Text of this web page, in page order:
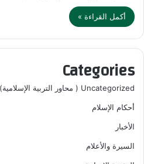
أكمل القراءة »
Categories
Uncategorized ( محاور التربية الإسلامية)
أحكام الإسلام
الأخبار
السيرة والأعلام